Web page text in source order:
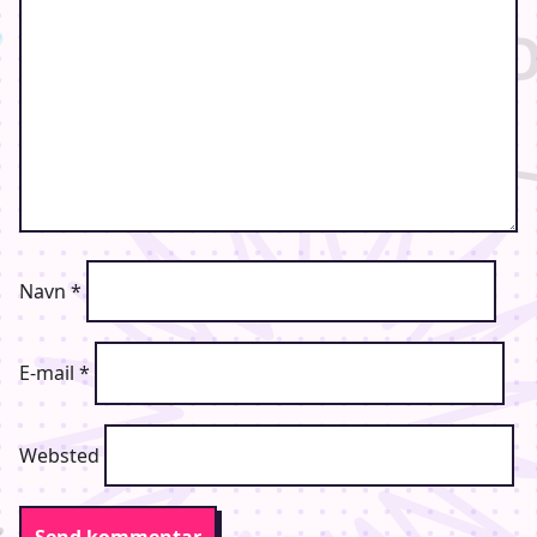
2718
The deadline for payment and sign-up is June 8th at 3PM
It is important to note that the payment only includes the food
welcome to bring them with you!
Navn *
E-mail *
Websted